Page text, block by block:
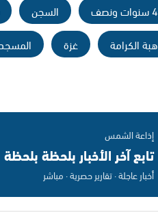
4 سنوات ونصف السجن
هبة الكرامة
غزة
إذاعة الشمس
تابع آخر الأخبار بلحظة بلحظة
أخبار عاجلة · تقارير حصرية · مباشر